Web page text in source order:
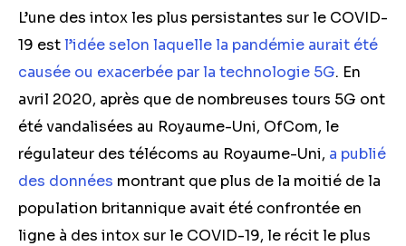
L’une des intox les plus persistantes sur le COVID-
19 estl’idée selon laquelle la pandémie aurait été
causée ou exacerbée par la technologie 5G. En
avril 2020, après que de nombreuses tours 5G ont
été vandalisées au Royaume-Uni, OfCom, le
régulateur des télécoms au Royaume-Uni, a publié
des données montrant que plus de la moitié de la
population britannique avait été confrontée en
ligne à des intox sur le COVID-19, le récit le plus